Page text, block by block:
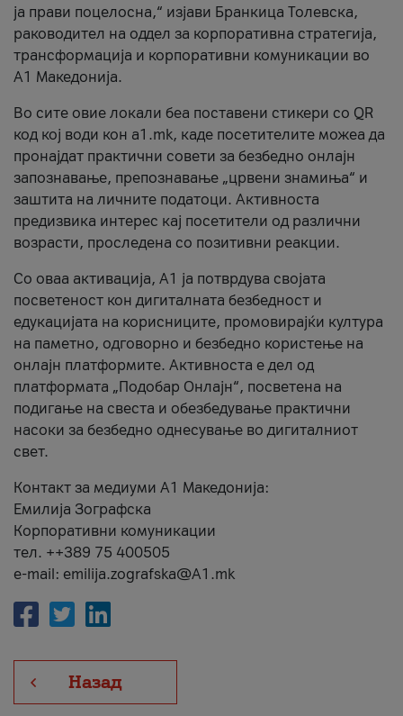
ја прави поцелосна,“ изјави Бранкица Толевска,
раководител на оддел за корпоративна стратегија,
трансформација и корпоративни комуникации во
А1 Македонија.
Во сите овие локали беа поставени стикери со QR
код кој води кон a1.mk, каде посетителите можеа да
пронајдат практични совети за безбедно онлајн
запознавање, препознавање „црвени знамиња“ и
заштита на личните податоци. Активноста
предизвика интерес кај посетители од различни
возрасти, проследена со позитивни реакции.
Со оваа активација, А1 ја потврдува својата
посветеност кон дигиталната безбедност и
едукацијата на корисниците, промовирајќи култура
на паметно, одговорно и безбедно користење на
онлајн платформите. Активноста е дел од
платформата „Подобар Онлајн“, посветена на
подигање на свеста и обезбедување практични
насоки за безбедно однесување во дигиталниот
свет.
Контакт за медиуми А1 Македонија:
Емилија Зографска
Корпоративни комуникации
тел. ++389 75 400505
e-mail: emilija.zografska@A1.mk
Назад